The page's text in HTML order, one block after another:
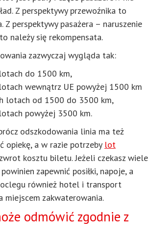
Z perspektywy przewoźnika to
Z perspektywy pasażera – naruszenie
należy się rekompensata.
zazwyczaj wygląda tak:
do 1500 km,
wewnątrz UE powyżej 1500 km
lotach od 1500 do 3500 km,
powyżej 3500 km.
odszkodowania linia ma też
opiekę, a w razie potrzeby lot
kosztu biletu. Jeżeli czekasz wiele
zapewnić posiłki, napoje, a
również hotel i transport
miejscem zakwaterowania.
odmówić zgodnie z